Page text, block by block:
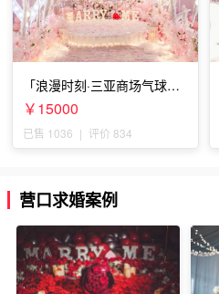
「浪漫时刻·三亚商场气球雨
惊喜求婚」
￥15000
已售 1036 | 评价 834
营口求婚案例